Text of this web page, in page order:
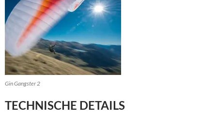
Gin Gangster 2
TECHNISCHE DETAILS